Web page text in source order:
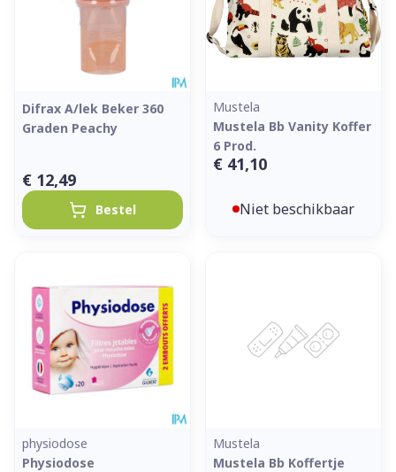
Difrax A/lek Beker 360
Graden Peachy
€ 12,49
Bestel
Mustela
Mustela Bb Vanity Koffer
6 Prod.
€ 41,10
Niet beschikbaar
physiodose
Physiodose
Mustela
Mustela Bb Koffertje